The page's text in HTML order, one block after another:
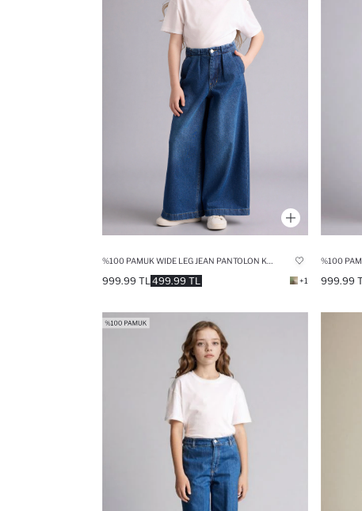
499.99 TL
999.99 TL +1
%100
999.99